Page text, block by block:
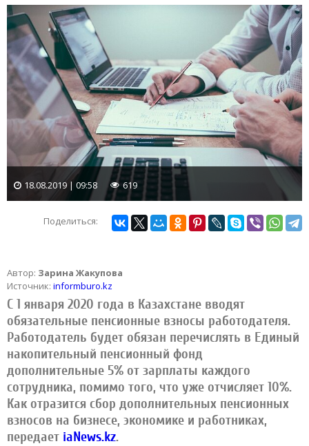
18.08.2019 | 09:58 619
Поделиться:
Автор: Зарина Жакупова
Источник: informburo.kz
С 1 января 2020 года в Казахстане вводят
обязательные пенсионные взносы работодателя.
Работодатель будет обязан перечислять в Единый
накопительный пенсионный фонд
дополнительные 5% от зарплаты каждого
сотрудника, помимо того, что уже отчисляет 10%.
Как отразится сбор дополнительных пенсионных
взносов на бизнесе, экономике и работниках,
передает iaNews.kz.